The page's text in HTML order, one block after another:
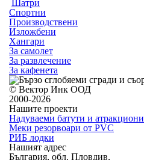
Шатри
Спортни
Производствени
Изложбени
Хангари
За самолет
За развлечение
За кафенета
© Вектор Инк ООД
2000-2026
Нашите проекти
Надуваеми батути и атракциони
Меки резорвоари от PVC
РИБ лодки
Нашият адрес
България, обл. Пловдив,